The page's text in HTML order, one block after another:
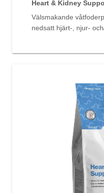
Heart & Kidney
Välsmakande
nedsatt hjärt-, njur-